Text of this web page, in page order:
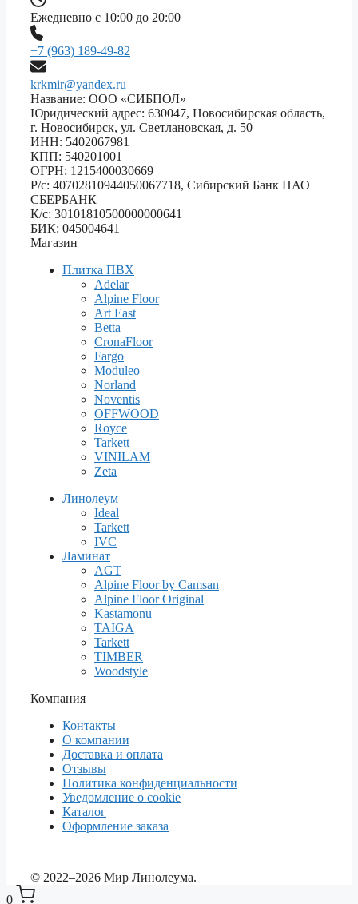
Ежедневно с 10:00 до 20:00
+7 (963) 189-49-82
krkmir@yandex.ru
Название: ООО «СИБПОЛ»
Юридический адрес: 630047, Новосибирская область,
г. Новосибирск, ул. Светлановская, д. 50
ИНН: 5402067981
КПП: 540201001
ОГРН: 1215400030669
Р/с: 40702810944050067718, Сибирский Банк ПАО
СБЕРБАНК
К/с: 30101810500000000641
БИК: 045004641
Магазин
Плитка ПВХ
Adelar
Alpine Floor
Art East
Betta
CronaFloor
Fargo
Moduleo
Norland
Noventis
OFFWOOD
Royce
Tarkett
VINILAM
Zeta
Линолеум
Ideal
Tarkett
IVC
Ламинат
AGT
Alpine Floor by Camsan
Alpine Floor Original
Kastamonu
TAIGA
Tarkett
TIMBER
Woodstyle
Компания
Контакты
О компании
Доставка и оплата
Отзывы
Политика конфиденциальности
Уведомление о cookie
Каталог
Оформление заказа
© 2022–2026 Мир Линолеума.
0